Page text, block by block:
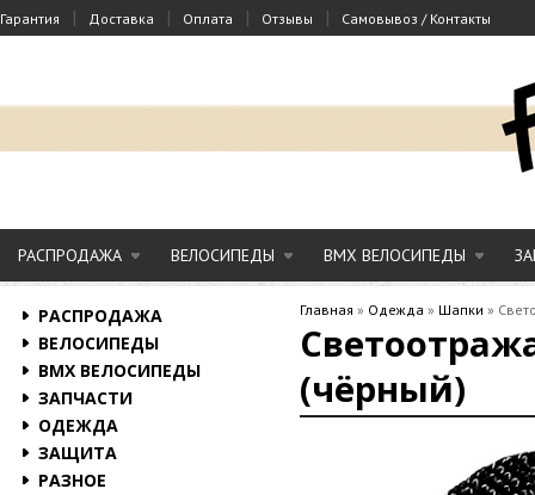
Гарантия | Доставка | Оплата | Отзывы | Самовывоз / Контакты
РАСПРОДАЖА ВЕЛОСИПЕДЫ BMX ВЕЛОСИПЕДЫ
РАСПРОДАЖА
ВЕЛОСИПЕДЫ
BMX ВЕЛОСИПЕДЫ
ЗАПЧАСТИ
ОДЕЖДА
ЗАЩИТА
РАЗНОЕ
Главная » Одежда » Шапки »
(чёрный)